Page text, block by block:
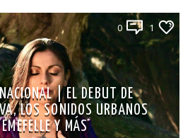
0 1
| EL DEBUT DE
LOS SONIDOS URBANOS
Y MÁS